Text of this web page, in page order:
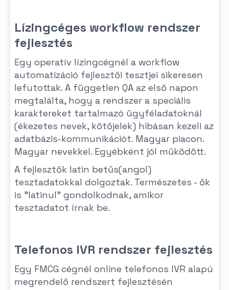
Lízingcéges workflow rendszer
fejlesztés
Egy operatív lízingcégnél a workflow
automatizáció fejlesztői tesztjei sikeresen
lefutottak. A független QA az első napon
megtalálta, hogy a rendszer a speciális
karaktereket tartalmazó ügyféladatoknál
(ékezetes nevek, kötőjelek) hibásan kezeli az
adatbázis-kommunikációt. Magyar piacon.
Magyar nevekkel. Egyébként jól működött.
A fejlesztők latin betűs(angol)
tesztadatokkal dolgoztak. Természetes - ők
is "latinul" gondolkodnak, amikor
tesztadatot írnak be.
Telefonos IVR rendszer fejlesztés
Egy FMCG cégnél online telefonos IVR alapú
megrendelő rendszert fejlesztésén